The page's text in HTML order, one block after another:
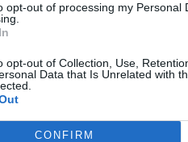
opt-out of processing my Personal
opt-out of Collection, Use,
Data that Is Unrelated with
CONFIRM
promicati zdravlje i rast
se koristiti za